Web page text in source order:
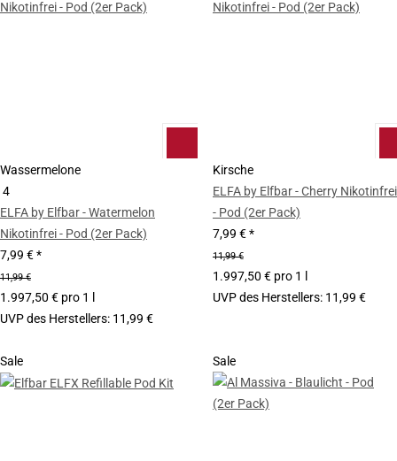
Wassermelone
4
ELFA by Elfbar - Watermelon
Nikotinfrei - Pod (2er Pack)
7,99 €*
11,99 €
1.997,50 € pro 1 l
UVP des Herstellers: 11,99 €
Kirsche
ELFA by Elfbar - Cherry Nikotinfrei
- Pod (2er Pack)
7,99 €*
11,99 €
1.997,50 € pro 1 l
UVP des Herstellers: 11,99 €
Sale Sale